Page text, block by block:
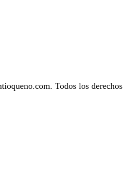
Todos los derechos